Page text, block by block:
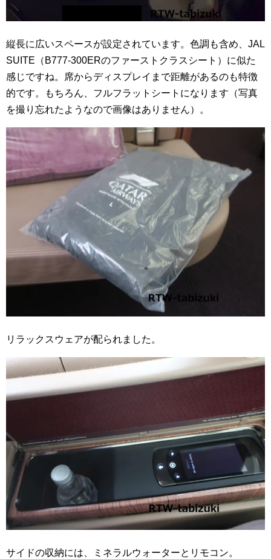
縦長に広いスペースが設定されています。色調も含め、JAL
SUITE（B777-300ERのファーストクラスシート）に似た
感じですね。席からディスプレイまで距離があるのも特徴
的です。もちろん、フルフラットシートになります（写真
を撮り忘れたようなので画像はありません）。
リラックスウェアが配られました。
サイドの収納には、ミネラルウォーターとリモコン。